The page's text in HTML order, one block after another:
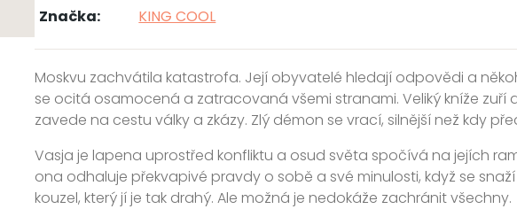
Značka:
KING COOL
Moskvu zachvátila katastrofa. Její obyvatelé hledají odpovědi a
se ocitá osamocená a zatracovaná všemi stranami. Veliký kníže zuří
zavede na cestu války a zkázy. Zlý démon se vrací, silnější než kdy
Vasja je lapena uprostřed konfliktu a osud světa spočívá na jejích
ona odhaluje překvapivé pravdy o sobě a své minulosti, když se
kouzel, který jí je tak drahý. Ale možná je nedokáže zachránit všechny.